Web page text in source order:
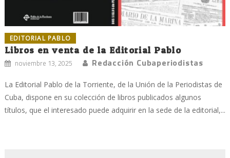
EDITORIAL PABLO
Libros en venta de la Editorial Pablo
noviembre 13, 2025 Redacción Cubaperiodistas
La Editorial Pablo de la Torriente, de la Unión de la Periodistas de
Cuba, dispone en su colección de libros publicados algunos
títulos, que el interesado puede adquirir en la sede de la editorial,...